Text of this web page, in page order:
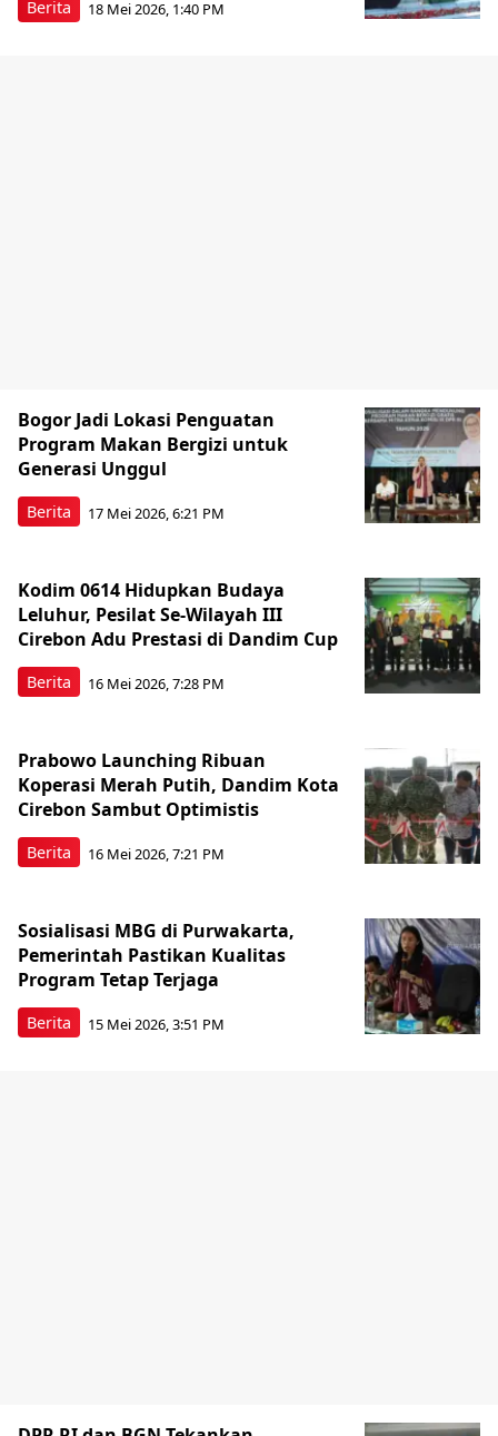
Berita 18 Mei 2026, 1:40 PM
Berita
Bogor Jadi Lokasi Penguatan
Program Makan Bergizi untuk
Generasi Unggul
17 Mei 2026, 6:21 PM
Berita
Kodim 0614 Hidupkan Budaya
Leluhur, Pesilat Se-Wilayah III
Cirebon Adu Prestasi di Dandim Cup
16 Mei 2026, 7:28 PM
Berita
Prabowo Launching Ribuan
Koperasi Merah Putih, Dandim Kota
Cirebon Sambut Optimistis
16 Mei 2026, 7:21 PM
Berita
Sosialisasi MBG di Purwakarta,
Pemerintah Pastikan Kualitas
Program Tetap Terjaga
15 Mei 2026, 3:51 PM